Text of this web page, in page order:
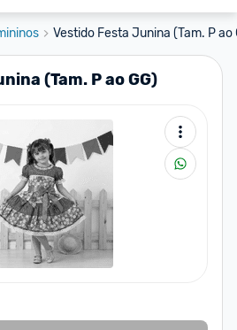
Vestido Festa Junina (Tam. P ao
(Tam. P ao GG)